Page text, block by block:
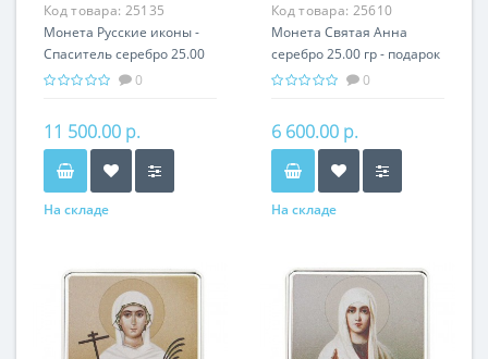
Код товара: 25135
Монета Русские иконы -
Спаситель серебро 25.00
гр - православные
0
11 500.00 р.
На складе
Код товара: 25610
Монета Святая Анна
серебро 25.00 гр - подарок
икона имени0
6 600.00 р.
На складе